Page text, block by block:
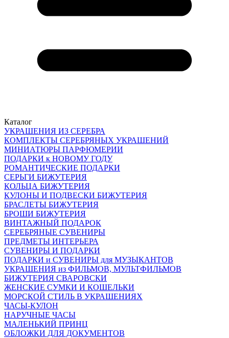
Каталог
УКРАШЕНИЯ ИЗ СЕРЕБРА
КОМПЛЕКТЫ СЕРЕБРЯНЫХ УКРАШЕНИЙ
МИНИАТЮРЫ ПАРФЮМЕРИИ
ПОДАРКИ к НОВОМУ ГОДУ
РОМАНТИЧЕСКИЕ ПОДАРКИ
СЕРЬГИ БИЖУТЕРИЯ
КОЛЬЦА БИЖУТЕРИЯ
КУЛОНЫ И ПОДВЕСКИ БИЖУТЕРИЯ
БРАСЛЕТЫ БИЖУТЕРИЯ
БРОШИ БИЖУТЕРИЯ
ВИНТАЖНЫЙ ПОДАРОК
СЕРЕБРЯНЫЕ СУВЕНИРЫ
ПРЕДМЕТЫ ИНТЕРЬЕРА
СУВЕНИРЫ И ПОДАРКИ
ПОДАРКИ и СУВЕНИРЫ для МУЗЫКАНТОВ
УКРАШЕНИЯ из ФИЛЬМОВ, МУЛЬТФИЛЬМОВ
БИЖУТЕРИЯ СВАРОВСКИ
ЖЕНСКИЕ СУМКИ И КОШЕЛЬКИ
МОРСКОЙ СТИЛЬ В УКРАШЕНИЯХ
ЧАСЫ-КУЛОН
НАРУЧНЫЕ ЧАСЫ
МАЛЕНЬКИЙ ПРИНЦ
ОБЛОЖКИ ДЛЯ ДОКУМЕНТОВ